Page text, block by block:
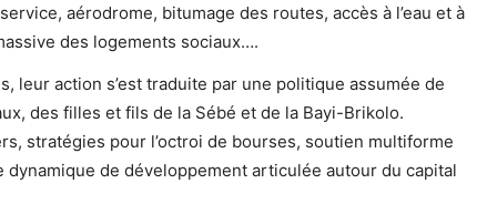
aérodrome, bitumage des routes, accès à l’eau et à
des logements sociaux….
leur action s’est traduite par une politique assumée de
des filles et fils de la Sébé et de la Bayi-Brikolo.
stratégies pour l’octroi de bourses, soutien multiforme
dynamique de développement articulée autour du capital